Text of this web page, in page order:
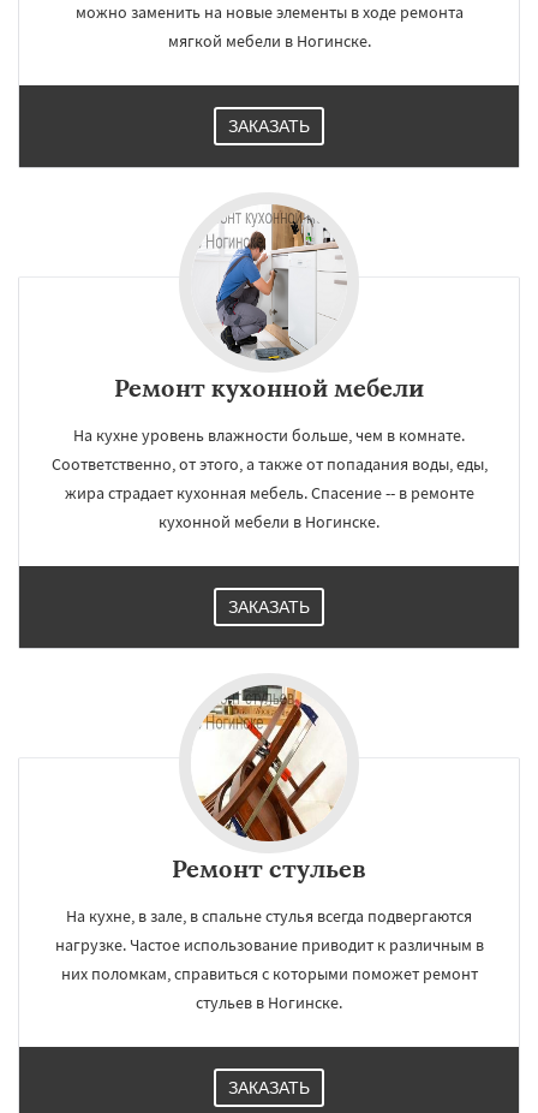
можно заменить на новые элементы в ходе ремонта
мягкой мебели в Ногинске.
ЗАКАЗАТЬ
Ремонт кухонной мебели
На кухне уровень влажности больше, чем в комнате.
Соответственно, от этого, а также от попадания воды, еды,
жира страдает кухонная мебель. Спасение -- в ремонте
кухонной мебели в Ногинске.
ЗАКАЗАТЬ
Ремонт стульев
На кухне, в зале, в спальне стулья всегда подвергаются
нагрузке. Частое использование приводит к различным в
них поломкам, справиться с которыми поможет ремонт
стульев в Ногинске.
ЗАКАЗАТЬ